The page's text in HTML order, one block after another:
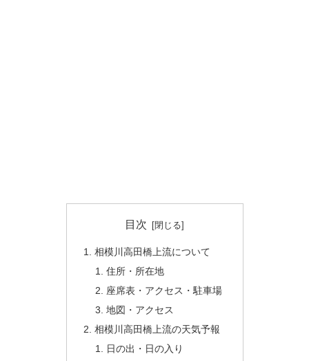
目次
相模川高田橋上流について
住所・所在地
座席表・アクセス・駐車場
地図・アクセス
相模川高田橋上流の天気予報
日の出・日の入り